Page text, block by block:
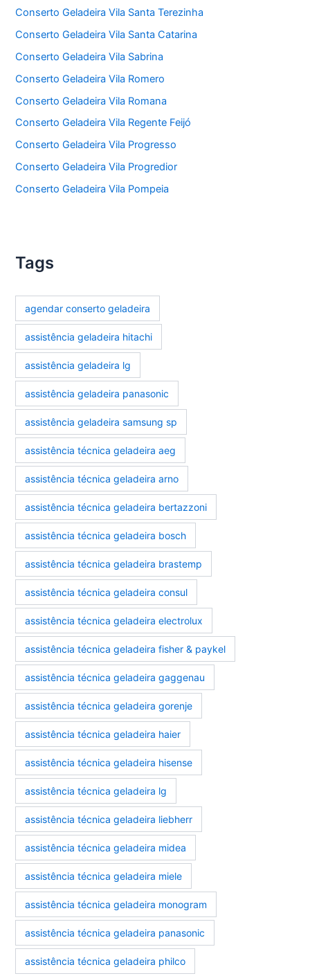
Conserto Geladeira Vila Santa Terezinha
Conserto Geladeira Vila Santa Catarina
Conserto Geladeira Vila Sabrina
Conserto Geladeira Vila Romero
Conserto Geladeira Vila Romana
Conserto Geladeira Vila Regente Feijó
Conserto Geladeira Vila Progresso
Conserto Geladeira Vila Progredior
Conserto Geladeira Vila Pompeia
Tags
agendar conserto geladeira
assistência geladeira hitachi
assistência geladeira lg
assistência geladeira panasonic
assistência geladeira samsung sp
assistência técnica geladeira aeg
assistência técnica geladeira arno
assistência técnica geladeira bertazzoni
assistência técnica geladeira bosch
assistência técnica geladeira brastemp
assistência técnica geladeira consul
assistência técnica geladeira electrolux
assistência técnica geladeira fisher & paykel
assistência técnica geladeira gaggenau
assistência técnica geladeira gorenje
assistência técnica geladeira haier
assistência técnica geladeira hisense
assistência técnica geladeira lg
assistência técnica geladeira liebherr
assistência técnica geladeira midea
assistência técnica geladeira miele
assistência técnica geladeira monogram
assistência técnica geladeira panasonic
assistência técnica geladeira philco